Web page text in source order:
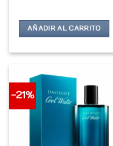
AÑADIR AL CARRITO
-21%